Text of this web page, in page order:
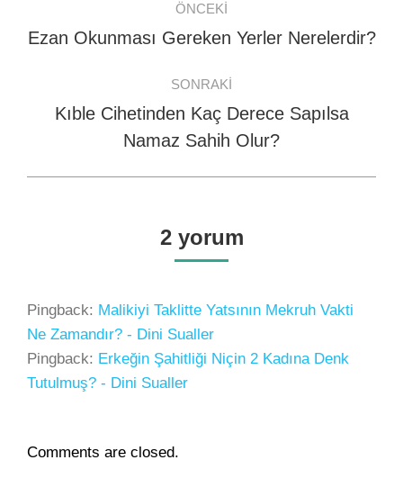
navigation
ÖNCEKI
Previous
Ezan Okunması Gereken Yerler Nerelerdir?
SONRAKI
Next
post:
Kıble Cihetinden Kaç Derece Sapılsa
Namaz Sahih Olur?
2 yorum
Pingback: Malikiyi Taklitte Yatsının Mekruh Vakti
Ne Zamandır? - Dini Sualler
Pingback: Erkeğin Şahitliği Niçin 2 Kadına Denk
Tutulmuş? - Dini Sualler
Comments are closed.